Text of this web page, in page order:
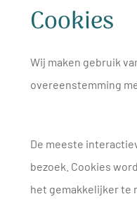
Cookies
Wij maken gebruik
overeenstemming
De meeste
bezoek. Cookies
het gemakkelijker te